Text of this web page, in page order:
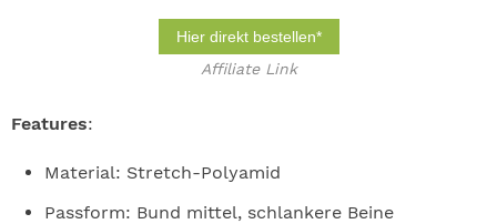
Hier direkt bestellen*
Affiliate Link
Features:
Material: Stretch-Polyamid
Passform: Bund mittel, schlankere Beine